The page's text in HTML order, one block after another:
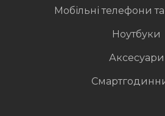
Мобільні телефони
Ноутбуки
Аксесуари